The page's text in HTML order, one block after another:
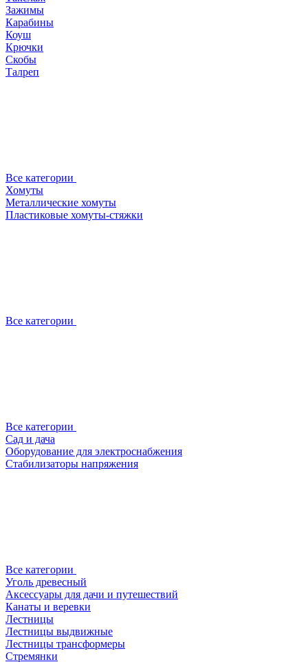
Зажимы
Карабины
Коуш
Крючки
Скобы
Талреп
Все категории
Хомуты
Металлические хомуты
Пластиковые хомуты-стяжки
Все категории
Все категории
Сад и дача
Оборудование для электроснабжения
Стабилизаторы напряжения
Все категории
Уголь древесный
Аксессуары для дачи и путешествий
Канаты и веревки
Лестницы
Лестницы выдвижные
Лестницы трансформеры
Стремянки